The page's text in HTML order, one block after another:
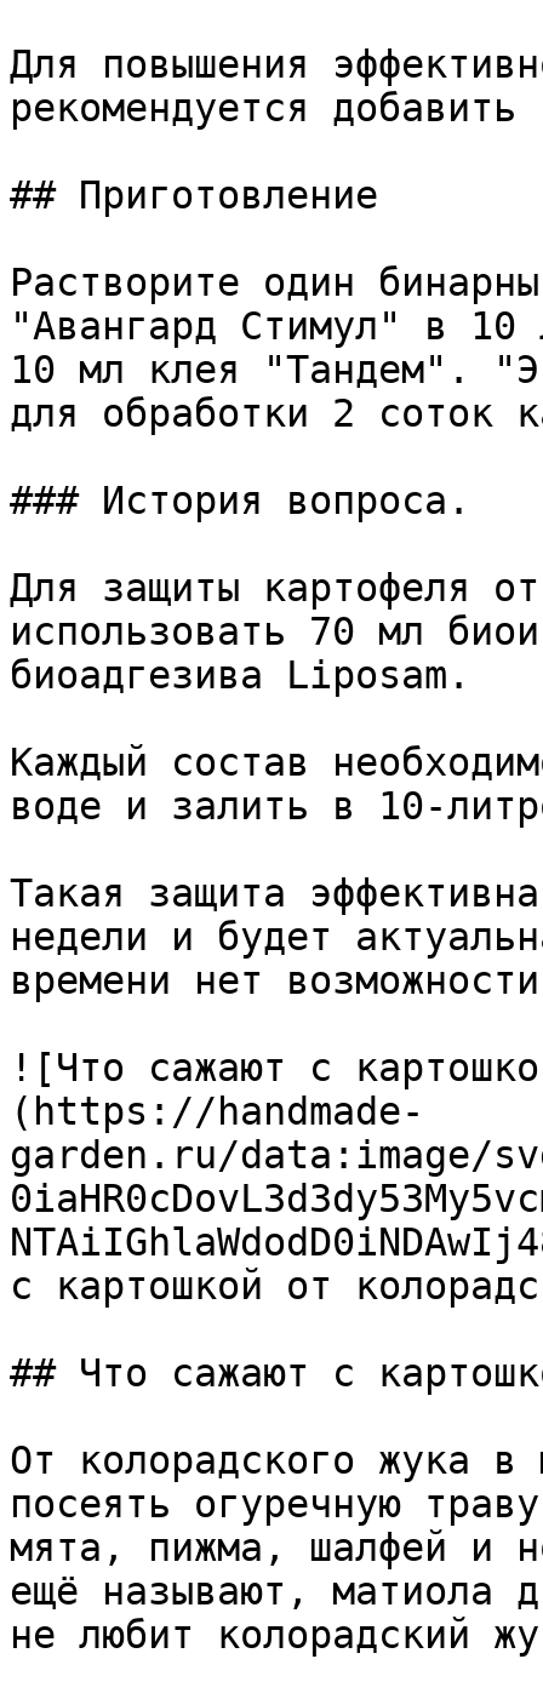
Для повышения
рекомендуется
## Приготовление
Растворите один
"Авангард Стимул" в 10
10 мл клея "Тандем".
для обработки 2 соток
### История вопроса.
Для защиты картофеля
использовать 70 мл
биоадгезива Liposam.
Каждый состав
воде и залить в 10-
Такая защита
недели и будет
времени нет
![Что сажают с
(https://handmade-
garden.ru/data:image/
с картошкой от
## Что сажают с
От колорадского жука в
посеять огуречную
мята, пижма, шалфей и
ещё называют, матиола
не любит колорадский